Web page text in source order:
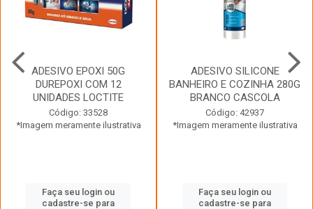
ADESIVO EPOXI 50G
DUREPOXI COM 12
UNIDADES LOCTITE
Código: 33528
*Imagem meramente ilustrativa
Faça seu login ou
cadastre-se para
ADESIVO SILICONE
BANHEIRO E COZINHA 280G
BRANCO CASCOLA
Código: 42937
*Imagem meramente ilustrativa
Faça seu login ou
cadastre-se para